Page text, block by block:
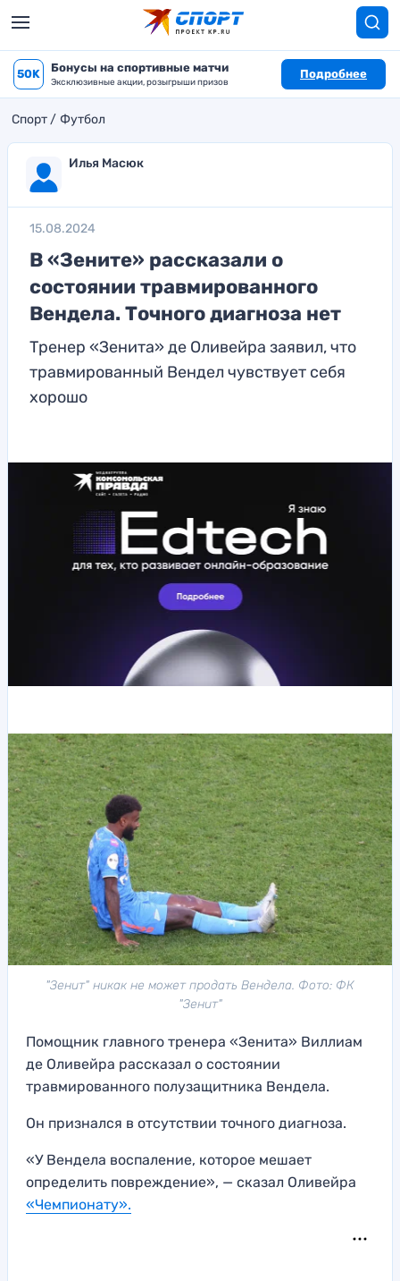
50K Бонусы на спортивные матчи
Эксклюзивные акции, розыгрыши призов
Подробнее
Спорт Футбол
Илья Масюк
15.08.2024
В «Зените» рассказали о
состоянии травмированного
Вендела. Точного диагноза нет
Тренер «Зенита» де Оливейра заявил, что
травмированный Вендел чувствует себя
хорошо
"Зенит" никак не может продать Вендела. Фото: ФК
"Зенит"
Помощник главного тренера «Зенита» Виллиам
де Оливейра рассказал о состоянии
травмированного полузащитника Вендела.
Он признался в отсутствии точного диагноза.
«У Вендела воспаление, которое мешает
определить повреждение», — сказал Оливейра
«Чемпионату».